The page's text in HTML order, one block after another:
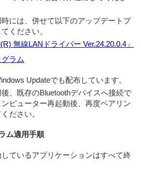
は、
用許諾契約書をお読みください。お客
ェアの使用開始をもって、下記のソ
書にご同意いただいたものとしま
とします）との間での許諾ソフトウェ
する条件を定めるものです。
本国内外の著作権法並びに著作者の
する権利に関する諸条約その他知的財
て保護されています。許諾ソフトウ
には、併せて以下のアップデートプ
ください。
無線LANドライバー Ver.24.20.0.4」
ラム
Updateでも配布しています。
、既存のBluetoothデバイスへ接続で
ピューター再起動後、再度ペアリン
ださい。
ム適用手順
ているアプリケーションはすべて終